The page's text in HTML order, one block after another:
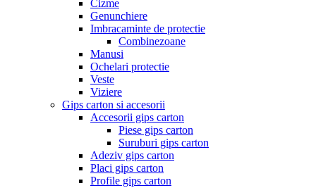
Cizme
Genunchiere
Imbracaminte de protectie
Combinezoane
Manusi
Ochelari protectie
Veste
Viziere
Gips carton si accesorii
Accesorii gips carton
Piese gips carton
Suruburi gips carton
Adeziv gips carton
Placi gips carton
Profile gips carton